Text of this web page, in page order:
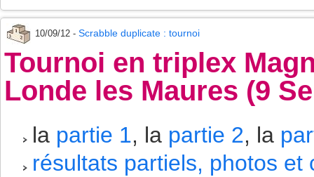
10/09/12 - Scrabble duplicate : tournoi
Tournoi en triplex
Londe les Maures (9
la partie 1, la partie 2, la
résultats partiels, photos et